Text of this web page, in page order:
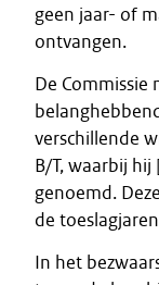
geen jaar- of
ontvangen.
De
verschillende
B/T, waarbij
genoemd.
de
In het